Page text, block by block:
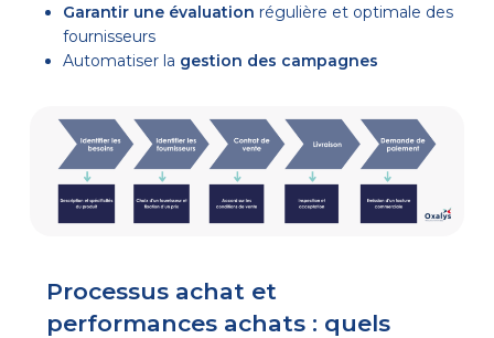
Garantir une évaluation régulière et optimale des
fournisseurs
Automatiser la gestion des campagnes
Processus achat et
performances achats : quels